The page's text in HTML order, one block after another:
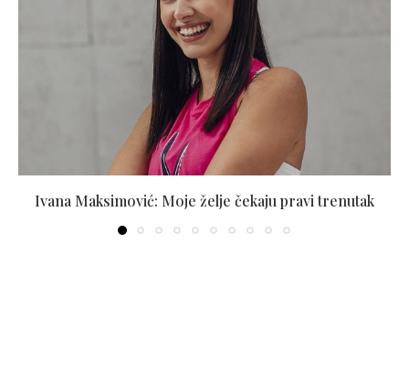
Ivana Maksimović: Moje želje čekaju pravi trenutak